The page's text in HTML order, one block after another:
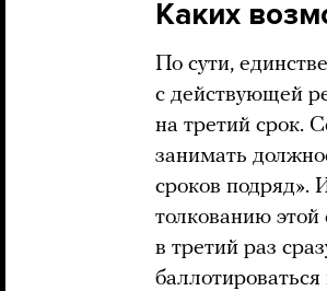
Каких
По сути,
с действующей
на третий срок.
занимать
сроков подряд».
толкованию этой
в третий раз